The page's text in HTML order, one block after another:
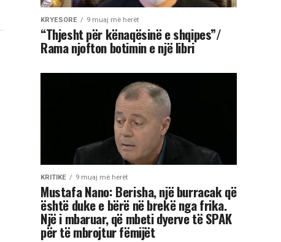
KRYESORE 9 muaj më herët
“Thjesht për kënaqësinë e shqipes”/
Rama njofton botimin e një libri
KRITIKE 9 muaj më herët
Mustafa Nano: Berisha, një burracak që
është duke e bërë në brekë nga frika.
Një i mbaruar, që mbeti dyerve të SPAK
për të mbrojtur fëmijët